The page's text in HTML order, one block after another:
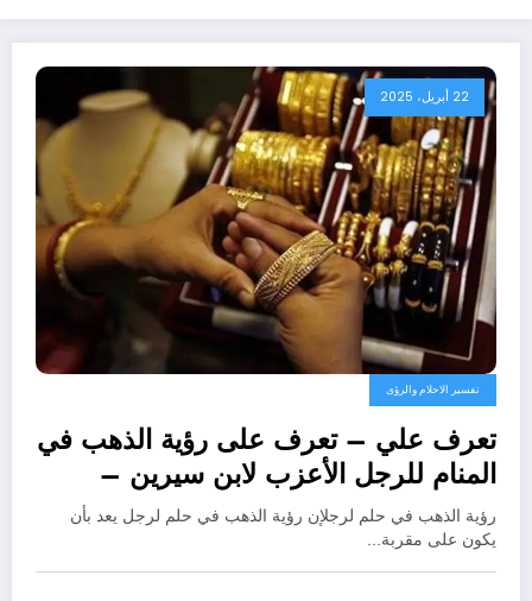
22 أبريل، 2025
تفسير الاحلام والرؤى
تعرف علي – تعرف على رؤية الذهب في
المنام للرجل الأعزب لابن سيرين –
بالتفصيل
رؤية الذهب في حلم لرجلإن رؤية الذهب في حلم لرجل يعد بأن
يكون على مقربة…